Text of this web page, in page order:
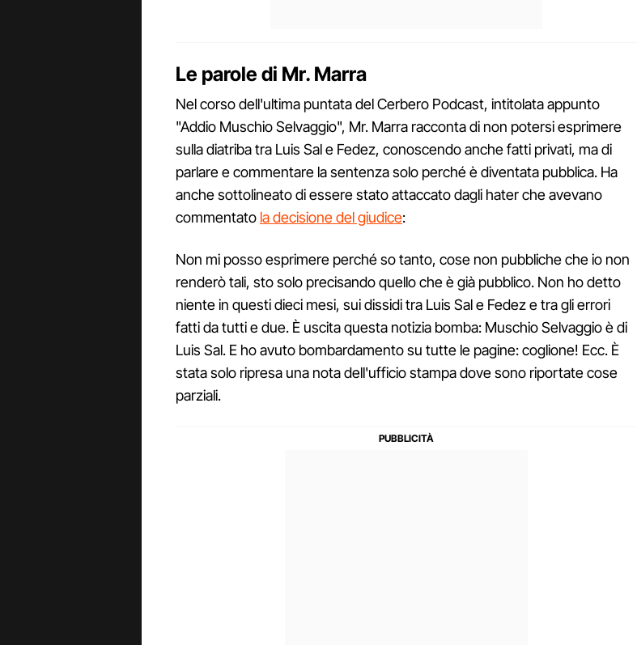
Le parole di Mr. Marra
Nel corso dell'ultima puntata del Cerbero Podcast, intitolata appunto
"Addio Muschio Selvaggio", Mr. Marra racconta di non potersi esprimere
sulla diatriba tra Luis Sal e Fedez, conoscendo anche fatti privati, ma di
parlare e commentare la sentenza solo perché è diventata pubblica. Ha
anche sottolineato di essere stato attaccato dagli hater che avevano
commentato la decisione del giudice:
Non mi posso esprimere perché so tanto, cose non pubbliche che io non
renderò tali, sto solo precisando quello che è già pubblico. Non ho detto
niente in questi dieci mesi, sui dissidi tra Luis Sal e Fedez e tra gli errori
fatti da tutti e due. È uscita questa notizia bomba: Muschio Selvaggio è di
Luis Sal. E ho avuto bombardamento su tutte le pagine: coglione! Ecc. È
stata solo ripresa una nota dell'ufficio stampa dove sono riportate cose
parziali.